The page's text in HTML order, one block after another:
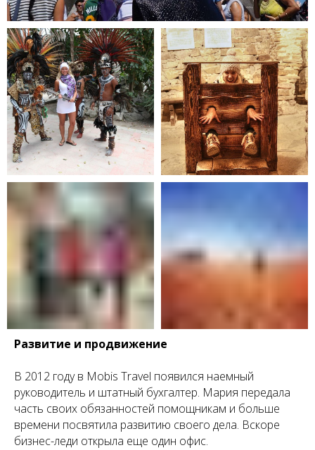
Развитие и продвижение
В 2012 году в Mobis Travel появился наемный
руководитель и штатный бухгалтер. Мария передала
часть своих обязанностей помощникам и больше
времени посвятила развитию своего дела. Вскоре
бизнес-леди открыла еще один офис.